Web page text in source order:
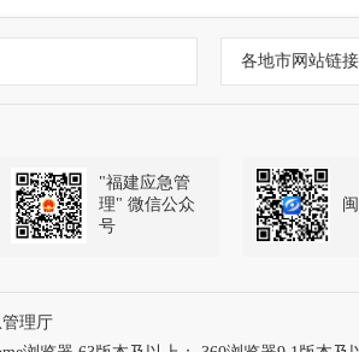
各地市网站链接
"福建应急管
理" 微信公众
号
理厅